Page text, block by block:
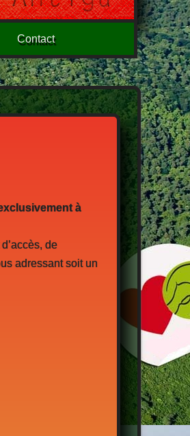
Contact
à
de
adressant soit un